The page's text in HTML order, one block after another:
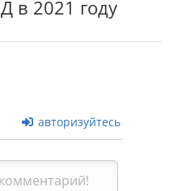
в 2021 году
авторизуйтесь